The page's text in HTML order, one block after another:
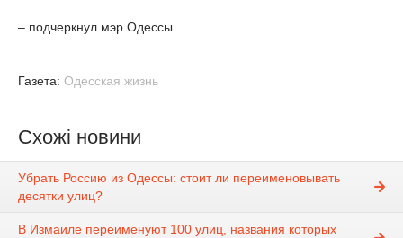
– подчеркнул мэр Одессы.
Газета: Одесская жизнь
Схожі новини
Убрать Россию из Одессы: стоит ли переименовывать
десятки улиц?
В Измаиле переименуют 100 улиц, названия которых